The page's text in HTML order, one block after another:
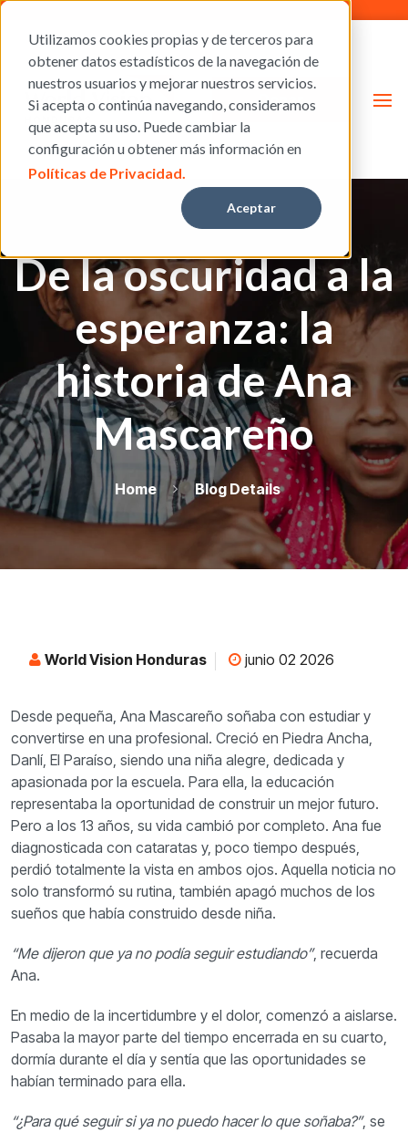
Utilizamos cookies propias y de terceros para
obtener datos estadísticos de la navegación de
nuestros usuarios y mejorar nuestros servicios.
Si acepta o continúa navegando, consideramos
que acepta su uso. Puede cambiar la
configuración u obtener más información en
Políticas de Privacidad.
Aceptar
Donar
De la oscuridad a la
esperanza: la
historia de Ana
Mascareño
Home Blog Details
World Vision Honduras junio 02 2026
Desde pequeña, Ana Mascareño soñaba con estudiar y
convertirse en una profesional. Creció en Piedra Ancha,
Danlí, El Paraíso, siendo una niña alegre, dedicada y
apasionada por la escuela. Para ella, la educación
representaba la oportunidad de construir un mejor futuro.
Pero a los 13 años, su vida cambió por completo. Ana fue
diagnosticada con cataratas y, poco tiempo después,
perdió totalmente la vista en ambos ojos. Aquella noticia no
solo transformó su rutina, también apagó muchos de los
sueños que había construido desde niña.
“Me dijeron que ya no podía seguir estudiando”, recuerda
Ana.
En medio de la incertidumbre y el dolor, comenzó a aislarse.
Pasaba la mayor parte del tiempo encerrada en su cuarto,
dormía durante el día y sentía que las oportunidades se
habían terminado para ella.
“¿Para qué seguir si ya no puedo hacer lo que soñaba?”, se